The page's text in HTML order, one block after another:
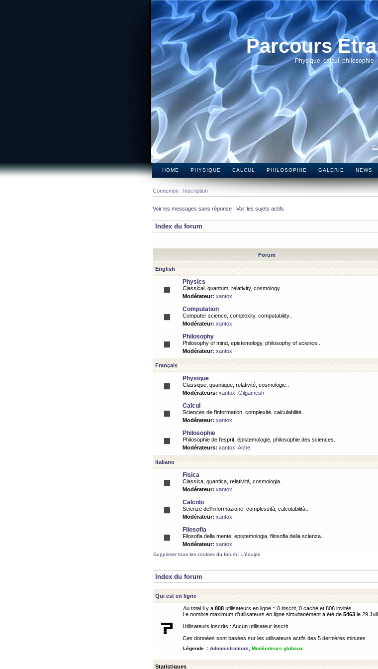
Parcours
Physique, calcul, philosophie
HOME PHYSIQUE CALCUL PHILOSOPHIE GALERIE NEWS
Connexion Inscription
Voir les messages sans réponse | Voir les sujets actifs
Index du forum
Forum
English
Physics
Classical, quantum, relativity, cosmology..
Modérateur: xantox
Computation
Computer science, complexity, computability..
Modérateur: xantox
Philosophy
Philosophy of mind, epistemology, philosophy of science..
Modérateur: xantox
Français
Physique
Classique, quantique, relativité, cosmologie..
Modérateurs: xantox Gilgamesh
Calcul
Sciences de l'information, complexité, calculabilité..
Modérateur: xantox
Philosophie
Philosophie de l'esprit, épistemologie, philosophie des sciences..
Modérateurs: xantox Ache
Italiano
Fisica
Classica, quantica, relatività, cosmologia..
Modérateur: xantox
Calcolo
Scienze dell'informazione, complessità, calcolabilità..
Modérateur: xantox
Filosofia
Filosofia della mente, epistemologia, filosofia della scienza..
Modérateur: xantox
Supprimer tous les cookies du forum | L’équipe
Index du forum
Qui est en ligne
Au total il y a 808 utilisateurs en ligne :: 0 inscrit, 0 caché et 808 invités
Le nombre maximum d’utilisateurs en ligne simultanément a été de 5463 le 29
Utilisateurs inscrits : Aucun utilisateur inscrit
Ces données sont basées sur les utilisateurs actifs des 5 dernières minutes
Légende :: Administrateurs Modérateurs globaux
Statistiques